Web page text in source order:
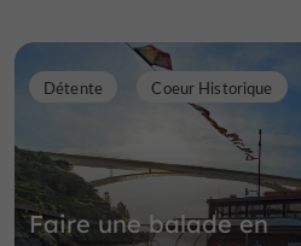
Faire une balade en
Détente Coeur Historique